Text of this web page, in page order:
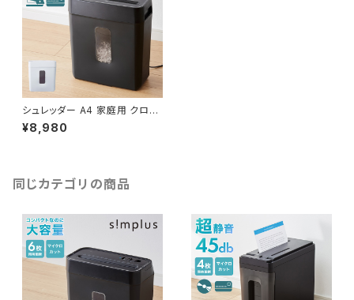
シュレッダー A4 家庭用 クロス
カット 静音 ホッチキス カード可
6枚細断 コンパクト 電動 オフィ
-SRD01
¥8,980
同じカテゴリの商品